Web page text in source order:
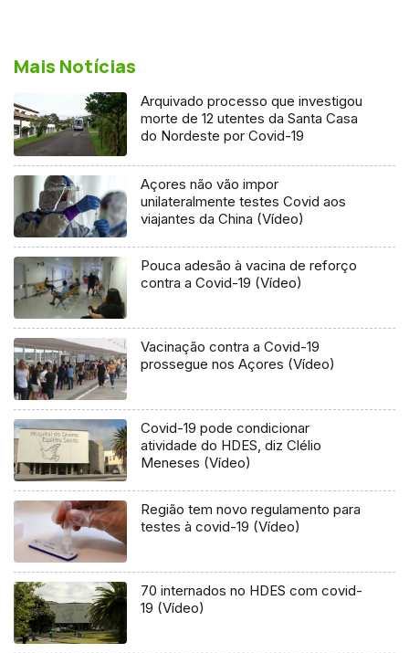
Mais Notícias
Arquivado processo que investigou
morte de 12 utentes da Santa Casa
do Nordeste por Covid-19
Açores não vão impor
unilateralmente testes Covid aos
viajantes da China (Vídeo)
Pouca adesão à vacina de reforço
contra a Covid-19 (Vídeo)
Vacinação contra a Covid-19
prossegue nos Açores (Vídeo)
Covid-19 pode condicionar
atividade do HDES, diz Clélio
Meneses (Vídeo)
Região tem novo regulamento para
testes à covid-19 (Vídeo)
70 internados no HDES com covid-
19 (Vídeo)